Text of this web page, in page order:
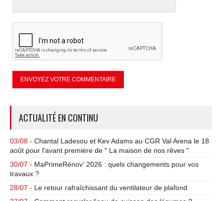
ACTUALITÉ EN CONTINU
03/08 - Chantal Ladesou et Kev Adams au CGR Val Arena le 18
août pour l'avant première de " La maison de nos rêves "
30/07 - MaPrimeRénov' 2026 : quels changements pour vos
travaux ?
28/07 - Le retour rafraîchissant du ventilateur de plafond